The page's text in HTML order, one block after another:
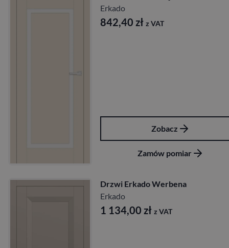
Erkado
842,40 zł z VAT
Zobacz
Zamów pomiar
Drzwi Erkado Werbena
Erkado
1 134,00 zł z VAT